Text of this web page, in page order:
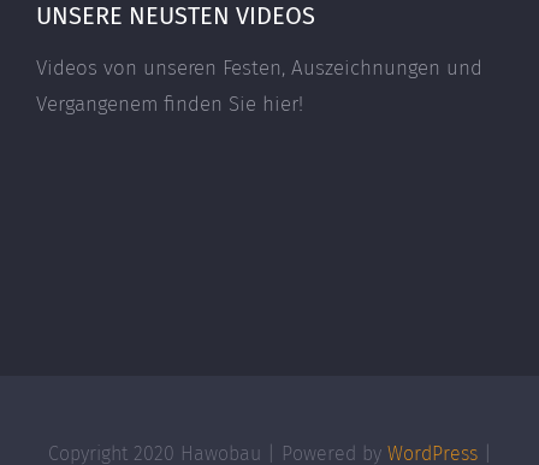
UNSERE NEUSTEN VIDEOS
Videos von unseren Festen, Auszeichnungen und
Vergangenem finden Sie hier!
Copyright 2020 Hawobau | Powered by WordPress|